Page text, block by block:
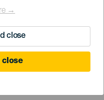
→
close
close